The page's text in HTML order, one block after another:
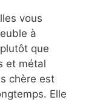
vous
à
que
et métal
chère est
Elle